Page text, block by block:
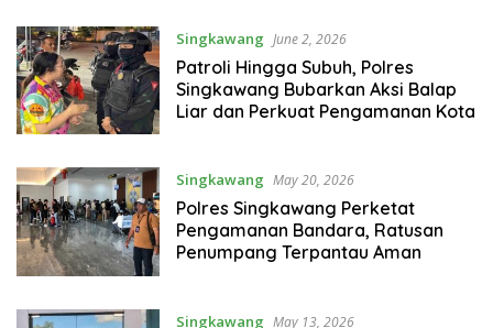
Singkawang June 2, 2026
Patroli Hingga Subuh, Polres
Singkawang Bubarkan Aksi Balap
Liar dan Perkuat Pengamanan Kota
Singkawang May 20, 2026
Polres Singkawang Perketat
Pengamanan Bandara, Ratusan
Penumpang Terpantau Aman
Singkawang May 13, 2026